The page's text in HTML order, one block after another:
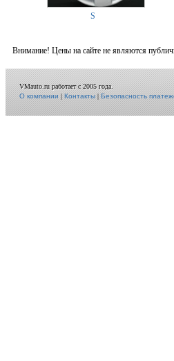
S
Внимание! Цены на сайте не являются
VMauto.ru работает с 2005 года.
О компании|Контакты|Безопасность